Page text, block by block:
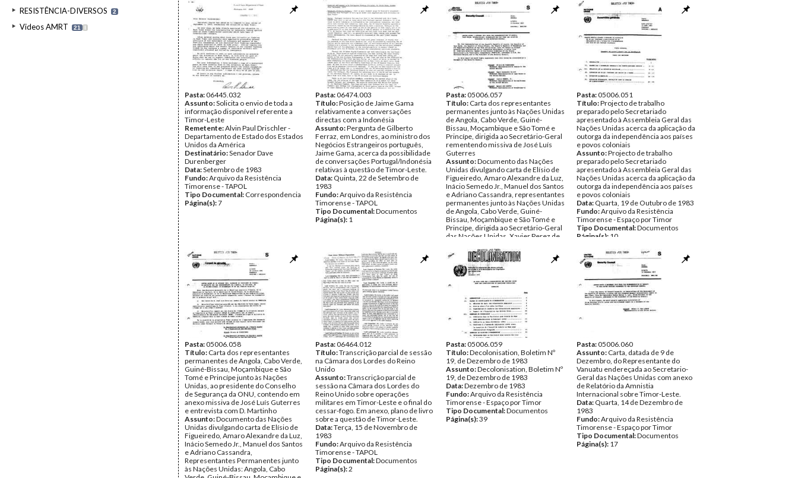
RESISTÊNCIA-DIVERSOS 2
Videos AMRT 21 I
Pasta:06445.032
Assunto:Solicita o envio de toda a
informação disponível referente a
Timor-Leste
Remetente:Alvin Paul Drischler -
Departamento de Estado dos Estados
Unidos da América
Destinatário:Senador Dave
Durenberger
Data:Setembro de 1983
Fundo:Arquivo da Resistência
Timorense - TAPOL
Tipo Documental: Correspondencia
Página(s):7
Pasta:06474.003
Título:Posição de Jaime Gama
relativamente a conversações
directas com a Indonésia
Assunto:Pergunta de Gilberto
Ferraz, em Londres, ao ministro dos
Negócios Estrangeiros português,
Jaime Gama, acerca da possibilidade
de conversações Portugal/Indonésia
relativas à questão de Timor-Leste.
Data: Quinta, 22 de Setembro de
1983
Fundo:Arquivo da Resistência
Timorense - TAPOL
Tipo Documental:Documentos
Página(s): 1
Pasta:05006.057
Título: Carta dos representantes
permanentes junto às Nações Unidas
de Angola, Cabo Verde, Guiné-
Bissau, Moçambique e São Tomé e
Princípe, dirigida ao Secretário-Geral
rementendo missiva de José Luís
Guterres
Assunto:Documento das Nações
Unidas divulgando carta de Elísio de
Figueiredo, Amaro Alexandre da Luz,
Inácio Semedo Jr., Manuel dos Santos
e Adriano Cassandra, representantes
permanentes junto às Nações Unidas
de Angola, Cabo Verde, Guiné-
Bissau, Moçambique e São Tomé e
Princípe, dirigida ao Secretário-Geral
das Nações Unidas, Xavier Perez de
missiva de José Luís Guterres,
membro do Comité Central da
FRETILIN, endereçado ao presidente
do Conselho de Segurança
Data:
Terça, 11 de Outubro de 1983
Arquivo da Resistência
Timorense - Espaço por Timor
Tipo Documental:Documentos
Página(s):4
Pasta:05006.051
Título:Projecto de trabalho
preparado pelo Secretariado
apresentado à Assembleia Geral das
Nações Unidas acerca da aplicação da
outorga da independência aos países
e povos coloniais
Assunto:Projecto de trabalho
preparado pelo Secretariado
apresentado à Assembleia Geral das
Nações Unidas acerca da aplicação da
outorga da independência aos países
e povos coloniais
Data: Quarta, 19 de Outubro de 1983
Fundo:Arquivo da Resistência
Timorense - Espaço por Timor
Tipo Documental:Documentos
Página(s): 10
Pasta:05006.058
Título: Carta dos representantes
permanentes de Angola, Cabo Verde,
Guiné-Bissau, Moçambique e São
Tomé e Princípe junto às Nações
Unidas, ao presidente do Conselho
de Segurança da ONU, contendo em
anexo missiva de José Luís Guterres
e entrevista com D. Martinho
Assunto:Documento das Nações
Unidas divulgando carta de Elísio de
Figueiredo, Amaro Alexandre da Luz,
Inácio Semedo Jr., Manuel dos Santos
e Adriano Cassandra,
Representantes Permanentes junto
às Nações Unidas: Angola, Cabo
Pasta:06464.012
Título:Transcrição parcial de sessão
na Câmara dos Lordes do Reino
Unido
Assunto:Transcrição parcial de
sessão na Câmara dos Lordes do
Reino Unido sobre operações
militares em Timor-Leste e o final do
cessar-fogo. Em anexo, plano de livro
sobre a questão de Timor-Leste.
Data:Terça, 15 de Novembro de
1983
Fundo:Arquivo da Resistência
Timorense - TAPOL
Tipo Documental:Documentos
Página(s):2
Pasta:05006.059
Título:Decolonisation, Boletim Nº
19, de Dezembro de 1983
Assunto:Decolonisation, Boletim Nº
19, de Dezembro de 1983
Data:Dezembro de 1983
Fundo:Arquivo da Resistência
Timorense - Espaço por Timor
Tipo Documental:Documentos
Página(s):39
Pasta:05006.060
Assunto: Carta, datada de 9 de
Dezembro, do Representante do
Vanuatu endereçada ao Secretario-
Geral das Nações Unidas com anexo
de Relatório da Amnistia
Internacional sobre Timor-Leste.
Data: Quarta, 14 de Dezembro de
1983
Fundo:Arquivo da Resistência
Timorense - Espaço por Timor
Tipo Documental:Documentos
Página(s): 17